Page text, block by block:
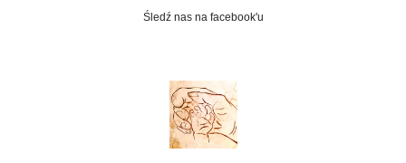
Śledź nas na facebook'u